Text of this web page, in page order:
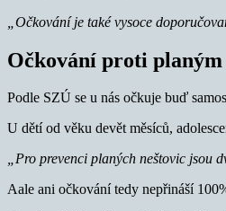
„Očkování je také vysoce
Očkování proti
Podle SZÚ se u nás očkuje buď
U dětí od věku devět měsíců,
„Pro prevenci planých neštovic jsou
Aale ani očkování tedy nepřináší